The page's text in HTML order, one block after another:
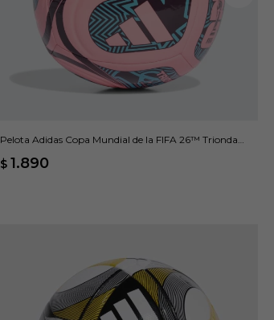
Pelota Adidas Copa Mundial de la FIFA 26™ Trionda
$ 1.890